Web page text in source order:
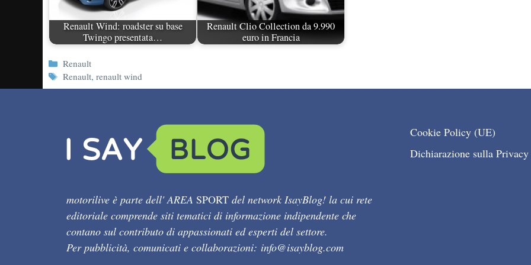
Renault Wind: roadster su base
Twingo presentata…
Renault Clio Collection da 9.990
euro in Francia
Categorie
Renault
Tag
Renault,renault wind
motorilive è parte dell' AREA SPORT del network IsayBlog! la cui rete
editoriale comprende siti tematici di informazione indipendente che
contano sul contributo di appassionati ed esperti del settore.
Per pubblicità, comunicati e collaborazioni: info@isayblog.com
Cookie Policy (UE)
Dichiarazione sulla